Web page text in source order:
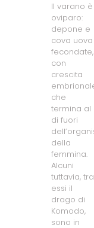
Il varano è
oviparo:
depone e
cova uova
fecondate,
con
crescita
che
termina al
di fuori
della
femmina.
Alcuni
tuttavia, tra
essi il
drago di
Komodo,
sono in